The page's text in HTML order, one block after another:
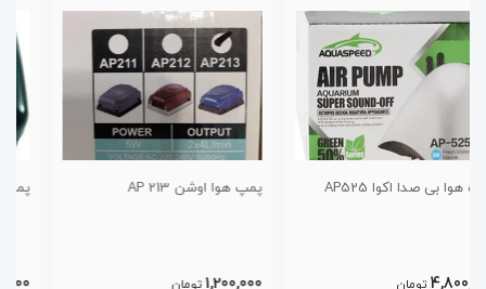
پمپ هوا اوشن AP 213
1,200,000
پمپ هوا اکوا AP-9805
3,600,000